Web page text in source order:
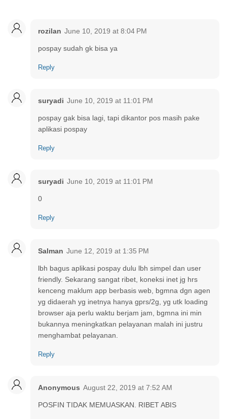
rozilan June 10, 2019 at 8:04 PM
pospay sudah gk bisa ya
Reply
suryadi June 10, 2019 at 11:01 PM
pospay gak bisa lagi, tapi dikantor pos masih pake
aplikasi pospay
Reply
suryadi June 10, 2019 at 11:01 PM
0
Reply
Salman June 12, 2019 at 1:35 PM
lbh bagus aplikasi pospay dulu lbh simpel dan user
friendly. Sekarang sangat ribet, koneksi inet jg hrs
kenceng maklum app berbasis web, bgmna dgn agen
yg didaerah yg inetnya hanya gprs/2g, yg utk loading
browser aja perlu waktu berjam jam, bgmna ini min
bukannya meningkatkan pelayanan malah ini justru
menghambat pelayanan.
Reply
Anonymous August 22, 2019 at 7:52 AM
POSFIN TIDAK MEMUASKAN. RIBET ABIS